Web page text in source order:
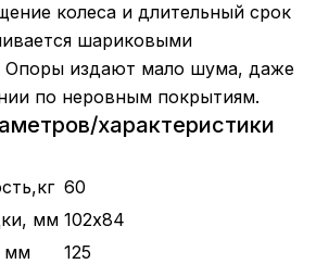
колеса и длительный срок
шариковыми
Опоры издают мало шума, даже
по неровным покрытиям.
характеристики
60
мм 102х84
мм
125